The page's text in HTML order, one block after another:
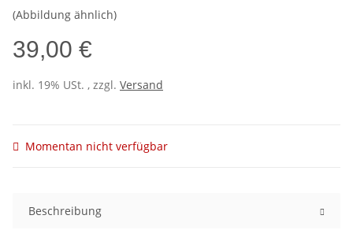
(Abbildung ähnlich)
39,00 €
inkl. 19% USt. , zzgl. Versand
Momentan nicht verfügbar
Beschreibung